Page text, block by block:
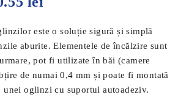
este o soluție sigură și simplă
aburite. Elementele de încălzire sunt
pot fi utilizate în băi (camere
de numai 0,4 mm și poate fi montată
unei oglinzi cu suportul autoadeziv.